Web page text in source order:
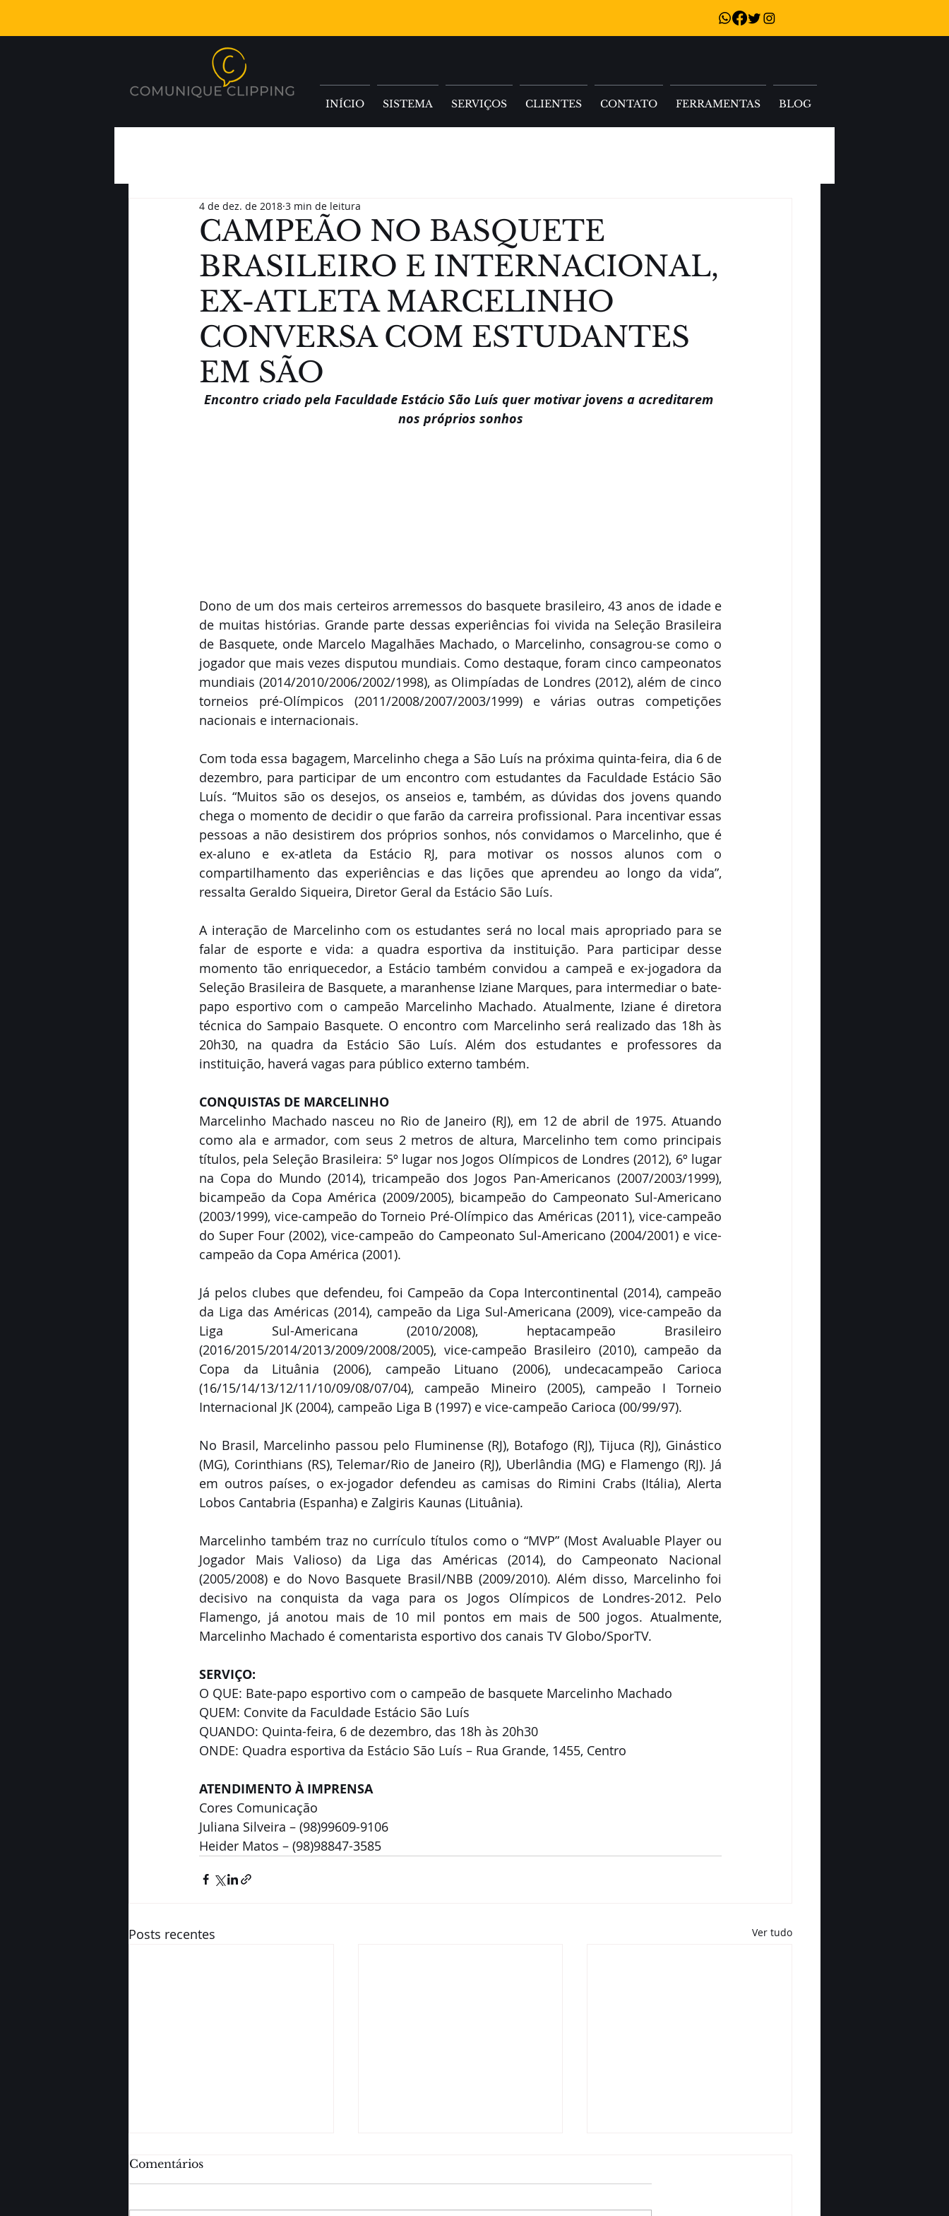
INÍCIO SISTEMA SERVIÇOS CLIENTES CONTATO FERRAMENTAS BLOG
CAMPEÃO NO BASQUETE
BRASILEIRO E INTERNACIONAL,
EX-ATLETA MARCELINHO
CONVERSA COM ESTUDANTES
EM SÃO
4 de dez. de 2018 3 min de leitura
Encontro criado pela Faculdade Estácio São Luís quer motivar jovens a acreditarem
nos próprios sonhos
Dono de um dos mais certeiros arremessos do basquete brasileiro, 43 anos de idade e
de muitas histórias. Grande parte dessas experiências foi vivida na Seleção Brasileira
de Basquete, onde Marcelo Magalhães Machado, o Marcelinho, consagrou-se como o
jogador que mais vezes disputou mundiais. Como destaque, foram cinco campeonatos
mundiais (2014/2010/2006/2002/1998), as Olimpíadas de Londres (2012), além de cinco
torneios pré-Olímpicos (2011/2008/2007/2003/1999) e várias outras competições
nacionais e internacionais.
Com toda essa bagagem, Marcelinho chega a São Luís na próxima quinta-feira, dia 6 de
dezembro, para participar de um encontro com estudantes da Faculdade Estácio São
Luís. “Muitos são os desejos, os anseios e, também, as dúvidas dos jovens quando
chega o momento de decidir o que farão da carreira profissional. Para incentivar essas
pessoas a não desistirem dos próprios sonhos, nós convidamos o Marcelinho, que é
ex-aluno e ex-atleta da Estácio RJ, para motivar os nossos alunos com o
compartilhamento das experiências e das lições que aprendeu ao longo da vida”,
ressalta Geraldo Siqueira, Diretor Geral da Estácio São Luís.
A interação de Marcelinho com os estudantes será no local mais apropriado para se
falar de esporte e vida: a quadra esportiva da instituição. Para participar desse
momento tão enriquecedor, a Estácio também convidou a campeã e ex-jogadora da
Seleção Brasileira de Basquete, a maranhense Iziane Marques, para intermediar o bate-
papo esportivo com o campeão Marcelinho Machado. Atualmente, Iziane é diretora
técnica do Sampaio Basquete. O encontro com Marcelinho será realizado das 18h às
20h30, na quadra da Estácio São Luís. Além dos estudantes e professores da
instituição, haverá vagas para público externo também.
CONQUISTAS DE MARCELINHO
Marcelinho Machado nasceu no Rio de Janeiro (RJ), em 12 de abril de 1975. Atuando
como ala e armador, com seus 2 metros de altura, Marcelinho tem como principais
títulos, pela Seleção Brasileira: 5º lugar nos Jogos Olímpicos de Londres (2012), 6º lugar
na Copa do Mundo (2014), tricampeão dos Jogos Pan-Americanos (2007/2003/1999),
bicampeão da Copa América (2009/2005), bicampeão do Campeonato Sul-Americano
(2003/1999), vice-campeão do Torneio Pré-Olímpico das Américas (2011), vice-campeão
do Super Four (2002), vice-campeão do Campeonato Sul-Americano (2004/2001) e vice-
campeão da Copa América (2001).
Já pelos clubes que defendeu, foi Campeão da Copa Intercontinental (2014), campeão
da Liga das Américas (2014), campeão da Liga Sul-Americana (2009), vice-campeão da
Liga Sul-Americana (2010/2008), heptacampeão Brasileiro
(2016/2015/2014/2013/2009/2008/2005), vice-campeão Brasileiro (2010), campeão da
Copa da Lituânia (2006), campeão Lituano (2006), undecacampeão Carioca
(16/15/14/13/12/11/10/09/08/07/04), campeão Mineiro (2005), campeão I Torneio
Internacional JK (2004), campeão Liga B (1997) e vice-campeão Carioca (00/99/97).
No Brasil, Marcelinho passou pelo Fluminense (RJ), Botafogo (RJ), Tijuca (RJ), Ginástico
(MG), Corinthians (RS), Telemar/Rio de Janeiro (RJ), Uberlândia (MG) e Flamengo (RJ). Já
em outros países, o ex-jogador defendeu as camisas do Rimini Crabs (Itália), Alerta
Lobos Cantabria (Espanha) e Zalgiris Kaunas (Lituânia).
Marcelinho também traz no currículo títulos como o “MVP” (Most Avaluable Player ou
Jogador Mais Valioso) da Liga das Américas (2014), do Campeonato Nacional
(2005/2008) e do Novo Basquete Brasil/NBB (2009/2010). Além disso, Marcelinho foi
decisivo na conquista da vaga para os Jogos Olímpicos de Londres-2012. Pelo
Flamengo, já anotou mais de 10 mil pontos em mais de 500 jogos. Atualmente,
Marcelinho Machado é comentarista esportivo dos canais TV Globo/SporTV.
SERVIÇO:
O QUE: Bate-papo esportivo com o campeão de basquete Marcelinho Machado
QUEM: Convite da Faculdade Estácio São Luís
QUANDO: Quinta-feira, 6 de dezembro, das 18h às 20h30
ONDE: Quadra esportiva da Estácio São Luís – Rua Grande, 1455, Centro
ATENDIMENTO À IMPRENSA
Cores Comunicação
Juliana Silveira – (98)99609-9106
Heider Matos – (98)98847-3585
Posts recentes Ver tudo
Comentários